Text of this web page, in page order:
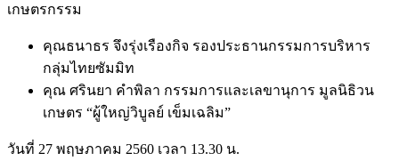
เกษตรกรรม
คุณธนาธร จึงรุ่งเรืองกิจ รองประธานกรรมการบริหาร
กลุ่มไทยซัมมิท
คุณ ศรินยา คำพิลา กรรมการและเลขานุการ มูลนิธิวน
เกษตร “ผู้ใหญ่วิบูลย์ เข็มเฉลิม”
วันที่ 27 พฤษภาคม 2560 เวลา 13.30 น.